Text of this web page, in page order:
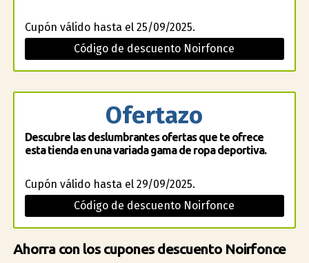
Cupón válido hasta el 25/09/2025.
Código de descuento Noirfonce
Ofertazo
Descubre las deslumbrantes ofertas que te ofrece
esta tienda en una variada gama de ropa deportiva.
Cupón válido hasta el 29/09/2025.
Código de descuento Noirfonce
Ahorra con los cupones descuento Noirfonce